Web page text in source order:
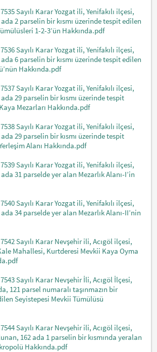
Sayılı Karar Yozgat ili, Yenifakılı ilçesi,
2 parselin bir kısmı üzerinde tespit edilen
1-2-3’ün Hakkında.pdf
Sayılı Karar Yozgat ili, Yenifakılı ilçesi,
6 parselin bir kısmı üzerinde tespit edilen
Hakkında.pdf
Sayılı Karar Yozgat ili, Yenifakılı ilçesi,
29 parselin bir kısmı üzerinde tespit
Mezarları Hakkında.pdf
Sayılı Karar Yozgat ili, Yenifakılı ilçesi,
29 parselin bir kısmı üzerinde tespit
Alanı Hakkında.pdf
Sayılı Karar Yozgat ili, Yenifakılı ilçesi,
31 parselde yer alan Mezarlık Alanı-I’in
Sayılı Karar Yozgat ili, Yenifakılı ilçesi,
34 parselde yer alan Mezarlık Alanı-II’nin
Sayılı Karar Nevşehir ili, Acıgöl ilçesi,
Mahallesi, Kurtderesi Mevkii Kaya Oyma
Sayılı Karar Nevşehir İli, Acıgöl İlçesi,
121 parsel numaralı taşınmazın bir
Seyistepesi Mevkii Tümülüsü
Sayılı Karar Nevşehir ili, Acıgöl ilçesi,
162 ada 1 parselin bir kısmında yeralan
Hakkında.pdf